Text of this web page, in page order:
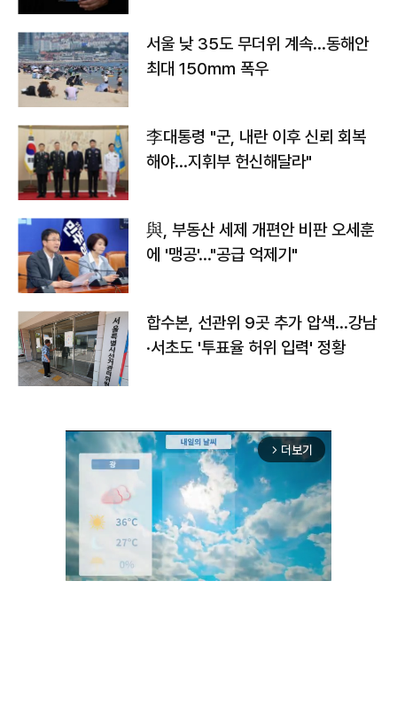
서울 낮 35도 무더위 계속…동해안
최대 150㎜ 폭우
李대통령 "군, 내란 이후 신뢰 회복
해야…지휘부 헌신해달라"
與, 부동산 세제 개편안 비판 오세훈
에 '맹공'…"공급 억제기"
합수본, 선관위 9곳 추가 압색…강남
·서초도 '투표율 허위 입력' 정황
arrow_forward_ios 더보기